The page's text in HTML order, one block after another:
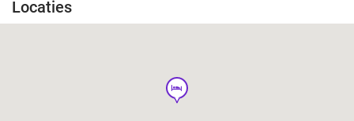
Locaties
hotel